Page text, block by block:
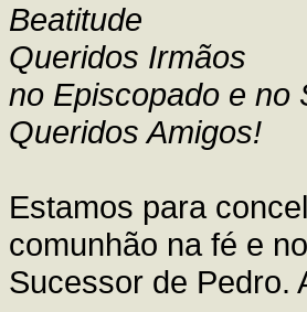
Beatitude
Queridos Irmãos
no Episcopado e no
Queridos Amigos!
Estamos para
comunhão na fé e
Sucessor de Pedro.